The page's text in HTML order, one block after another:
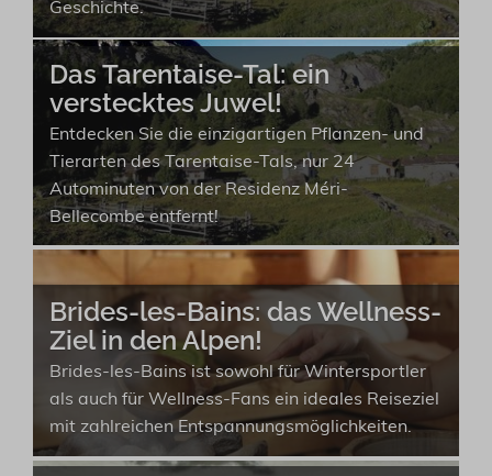
Geschichte.
Das Tarentaise-Tal: ein
verstecktes Juwel!
Entdecken Sie die einzigartigen Pflanzen- und
Tierarten des Tarentaise-Tals, nur 24
Autominuten von der Residenz Méri-
Bellecombe entfernt!
Brides-les-Bains: das Wellness-
Ziel in den Alpen!
Brides-les-Bains ist sowohl für Wintersportler
als auch für Wellness-Fans ein ideales Reiseziel
mit zahlreichen Entspannungsmöglichkeiten.